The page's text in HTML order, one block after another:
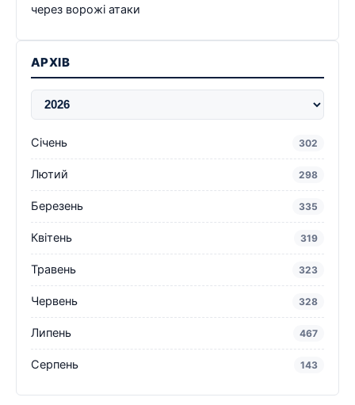
через ворожі атаки
АРХІВ
Січень 302
Лютий 298
Березень 335
Квітень 319
Травень 323
Червень 328
Липень 467
Серпень 143